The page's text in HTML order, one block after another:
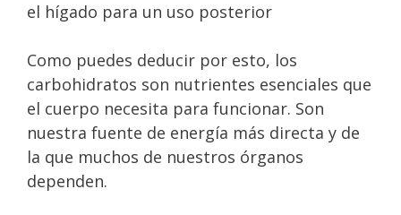
el hígado para un uso posterior
Como puedes deducir por esto, los
carbohidratos son nutrientes esenciales que
el cuerpo necesita para funcionar. Son
nuestra fuente de energía más directa y de
la que muchos de nuestros órganos
dependen.